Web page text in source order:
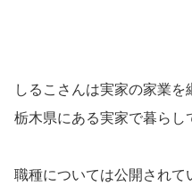
しるこさんは実家の家業を
栃木県にある実家で暮らし
職種については公開されて